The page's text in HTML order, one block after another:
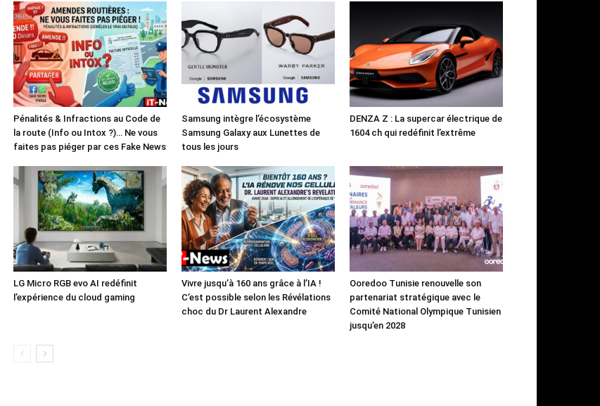
Pénalités & Infractions au Code de
la route (Info ou Intox ?)… Ne vous
faites pas piéger par ces Fake News
Samsung intègre l’écosystème
Samsung Galaxy aux Lunettes de
tous les jours
DENZA Z : La supercar électrique de
1604 ch qui redéfinit l’extrême
LG Micro RGB evo AI redéfinit
l’expérience du cloud gaming
Vivre jusqu’à 160 ans grâce à l’IA !
C’est possible selon les Révélations
choc du Dr Laurent Alexandre
Ooredoo Tunisie renouvelle son
partenariat stratégique avec le
Comité National Olympique Tunisien
jusqu’en 2028